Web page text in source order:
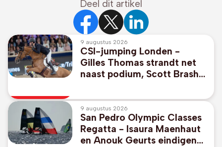
Deel dit artikel
9 augustus 2026
CSI-jumping Londen -
Gilles Thomas strandt net
naast podium, Scott Brash
9 augustus 2026
San Pedro Olympic Classes
Regatta - Isaura Maenhaut
en Anouk Geurts eindigen